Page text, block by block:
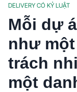
DELIVERY CÓ KỶ LUẬT
Mỗi dự
như
trách
một